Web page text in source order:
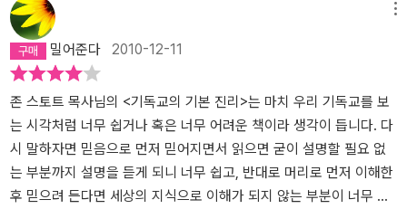
밀어준다 2010-12-11
존 스토트 목사님의 <기독교의 기본 진리>는 마치 우리 기독교를 보
는 시각처럼 너무 쉽거나 혹은 너무 어려운 책이라 생각이 듭니다. 다
시 말하자면 믿음으로 먼저 믿어지면서 읽으면 굳이 설명할 필요 없
는 부분까지 설명을 듣게 되니 너무 쉽고, 반대로 머리로 먼저 이해한
후 믿으려 든다면 세상의 지식으로 이해가 되지 않는 부분이 너무 많